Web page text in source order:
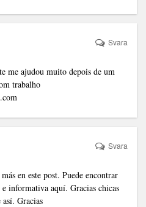
me ajudou muito depois de um
trabalho
Svara
en este post. Puede encontrar
informativa aquí. Gracias chicas
Gracias
Svara